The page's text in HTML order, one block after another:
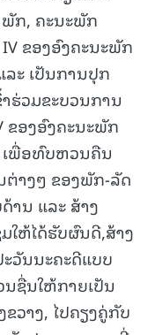
ກ, ຄະນະພັກ
ຂອງອົງຄະນະພັກ
ະ ເປັນການປຸກ
ຮ່ວມຂະບວນການ
ຂອງອົງຄະນະພັກ
ເພື່ອທົບຫວນຄືນ
ຕ່າງໆ ຂອງພັກ-ລັດ
ານ ແລະ ສ້າງ
ໃຫ້ໄດ້ຮັບຜົນດີ,ສ້າງ
ວັນນະຄະດີແບບ
ຊື່ນໃຫ້ກາຍເປັນ
ວາງ, ໄປຄຽງຄູ່ກັບ